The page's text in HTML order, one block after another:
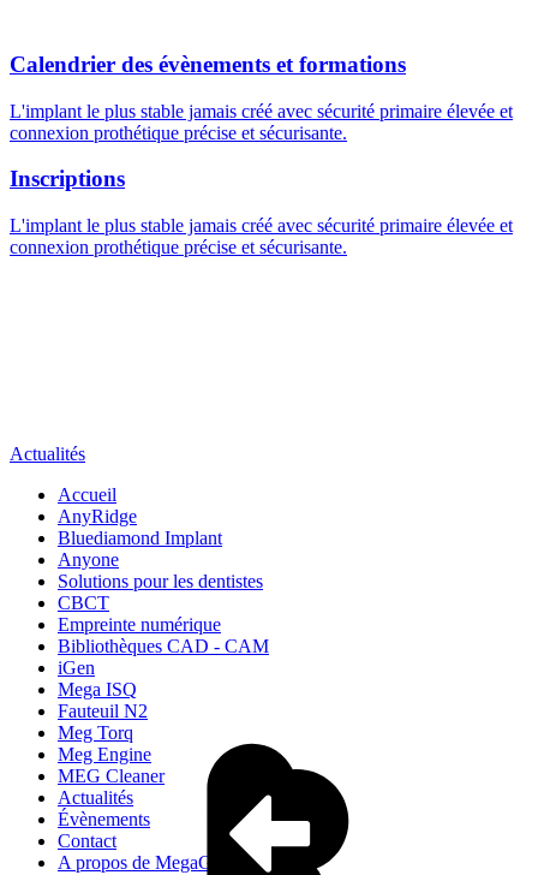
Calendrier des évènements et formations
L'implant le plus stable jamais créé avec sécurité primaire élevée et
connexion prothétique précise et sécurisante.
Inscriptions
L'implant le plus stable jamais créé avec sécurité primaire élevée et
connexion prothétique précise et sécurisante.
Actualités
Accueil
AnyRidge
Bluediamond Implant
Anyone
Solutions pour les dentistes
CBCT
Empreinte numérique
Bibliothèques CAD - CAM
iGen
Mega ISQ
Fauteuil N2
Meg Torq
Meg Engine
MEG Cleaner
Actualités
Évènements
Contact
A propos de MegaGen